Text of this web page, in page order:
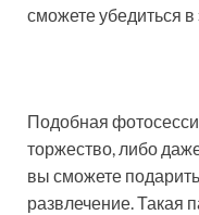
сможете убедиться
Подобная
торжество, либо
вы сможете
развлечение. Такая